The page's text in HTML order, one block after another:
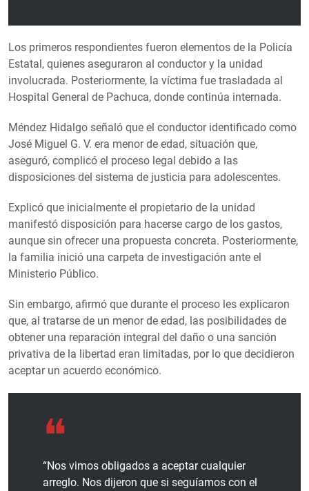
Los primeros respondientes fueron elementos de la Policía
Estatal, quienes aseguraron al conductor y la unidad
involucrada. Posteriormente, la víctima fue trasladada al
Hospital General de Pachuca, donde continúa internada.
Méndez Hidalgo señaló que el conductor identificado como
José Miguel G. V. era menor de edad, situación que,
aseguró, complicó el proceso legal debido a las
disposiciones del sistema de justicia para adolescentes.
Explicó que inicialmente el propietario de la unidad
manifestó disposición para hacerse cargo de los gastos,
aunque sin ofrecer una propuesta concreta. Posteriormente,
la familia inició una carpeta de investigación ante el
Ministerio Público.
Sin embargo, afirmó que durante el proceso les explicaron
que, al tratarse de un menor de edad, las posibilidades de
obtener una reparación integral del daño o una sanción
privativa de la libertad eran limitadas, por lo que decidieron
aceptar un acuerdo económico.
“Nos vimos obligados a aceptar cualquier
arreglo. Nos dijeron que si seguíamos con el